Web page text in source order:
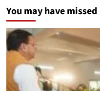
You may have missed